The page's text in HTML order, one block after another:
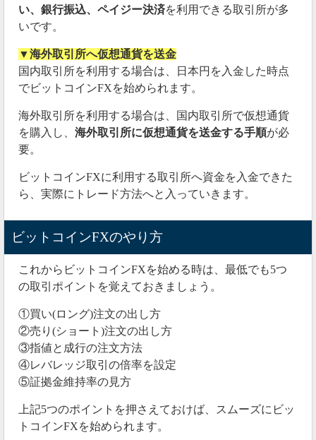
い、銀行振込、ペイジー決済を利用できる取引所が多
いです。
▼海外取引所へ仮想通貨を送金
国内取引所を利用する場合は、日本円を入金した時点
でビットコインFXを始められます。
海外取引所を利用する場合は、国内取引所で仮想通貨
を購入し、 海外取引所に仮想通貨を送金する手順が必
要。
ビットコインFXに利用する取引所へ資金を入金できた
ら、実際にトレード方法へと入っていきます。
ビットコインFXのやり方
これからビットコインFXを始める時は、最低でも5つ
の取引ポイントを覚えておきましょう。
①買い(ロング)注文の出し方
②売り(ショート)注文の出し方
③指値と成行の注文方法
④レバレッジ取引の倍率を設定
⑤証拠金維持率の見方
上記5つのポイントを押さえておけば、スムーズにビッ
トコインFXを始められます。